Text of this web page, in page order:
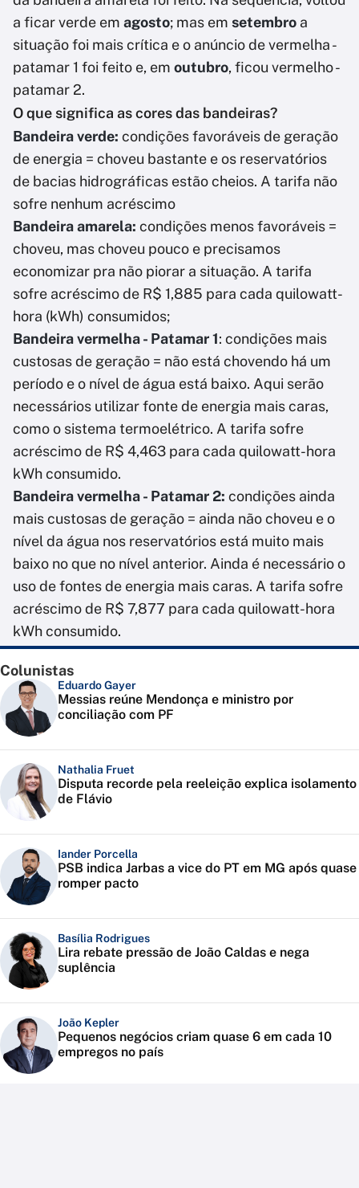
a ficar verde em agosto; mas em setembro a
situação foi mais crítica e o anúncio de vermelha -
patamar 1 foi feito e, em outubro, ficou vermelho -
patamar 2.
O que significa as cores das bandeiras?
Bandeira verde: condições favoráveis de geração
de energia = choveu bastante e os reservatórios
de bacias hidrográficas estão cheios. A tarifa não
sofre nenhum acréscimo
Bandeira amarela: condições menos favoráveis =
choveu, mas choveu pouco e precisamos
economizar pra não piorar a situação. A tarifa
sofre acréscimo de R$ 1,885 para cada quilowatt-
hora (kWh) consumidos;
Bandeira vermelha - Patamar 1: condições mais
custosas de geração = não está chovendo há um
período e o nível de água está baixo. Aqui serão
necessários utilizar fonte de energia mais caras,
como o sistema termoelétrico. A tarifa sofre
acréscimo de R$ 4,463 para cada quilowatt-hora
kWh consumido.
Bandeira vermelha - Patamar 2: condições ainda
mais custosas de geração = ainda não choveu e o
nível da água nos reservatórios está muito mais
baixo no que no nível anterior. Ainda é necessário o
uso de fontes de energia mais caras. A tarifa sofre
acréscimo de R$ 7,877 para cada quilowatt-hora
kWh consumido.
Colunistas
Eduardo Gayer
Messias reúne Mendonça e ministro por
conciliação com PF
Nathalia Fruet
Disputa recorde pela reeleição explica isolamento
de Flávio
Iander Porcella
PSB indica Jarbas a vice do PT em MG após quase
romper pacto
Basília Rodrigues
Lira rebate pressão de João Caldas e nega
suplência
João Kepler
Pequenos negócios criam quase 6 em cada 10
empregos no país